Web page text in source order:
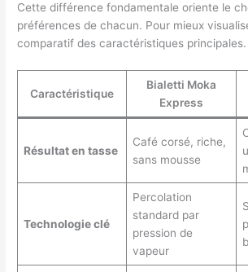
Cette différence fondamentale oriente le
préférences de chacun. Pour mieux
comparatif des caractéristiques principales.
Caractéristique
Bialetti Moka
Express
Résultat en tasse
Café corsé, riche,
sans mousse
Technologie clé
Percolation
standard par
pression de
vapeur